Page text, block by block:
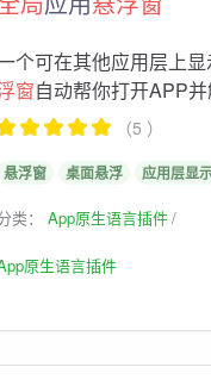
个可在其他应用层上显
窗自动帮你打开APP
（5 ）
悬浮窗 桌面悬浮 应用层显
类： App原生语言插件
原生语言插件